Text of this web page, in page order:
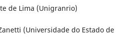
de Lima (Unigranrio)
(Universidade do Estado de